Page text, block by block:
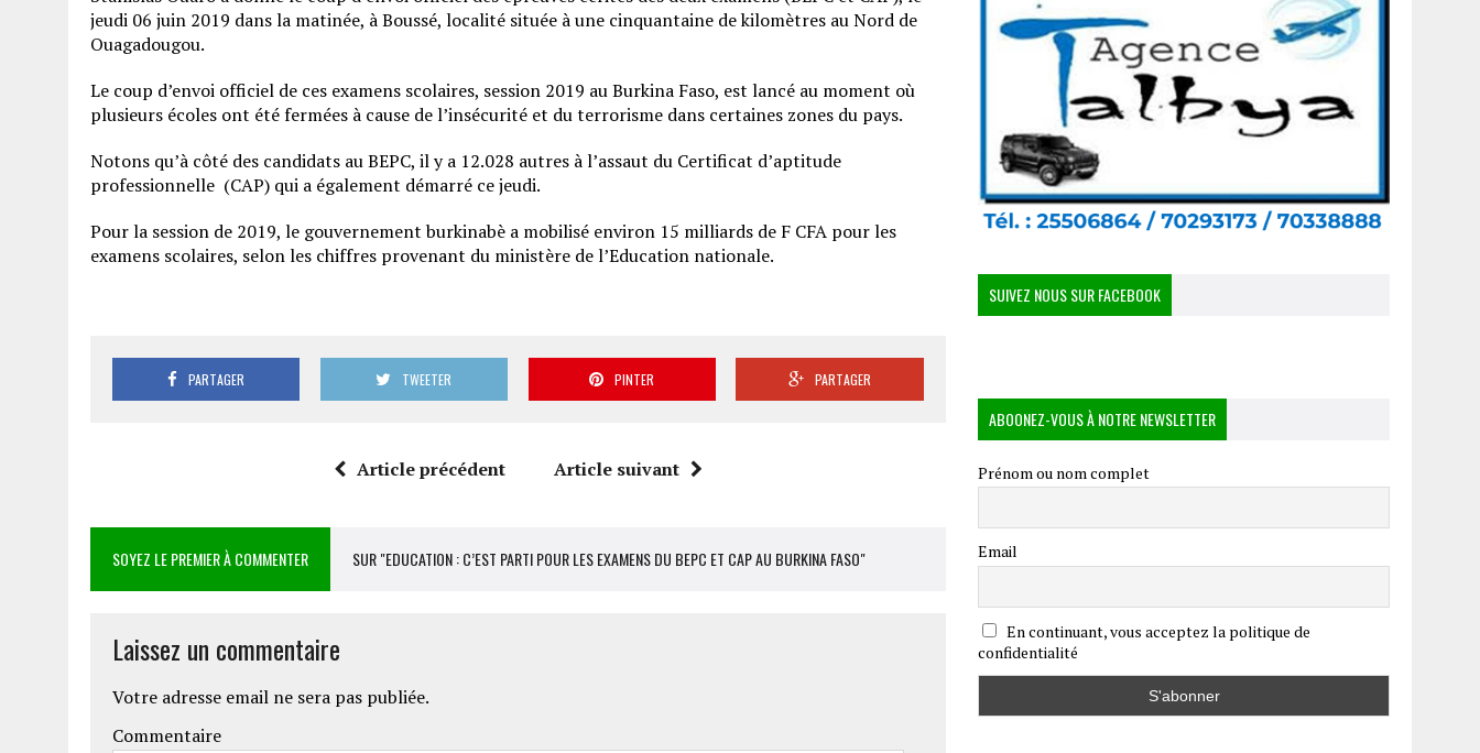
jeudi 06 juin 2019 dans la matinée, à Boussé, localité située à une cinquantaine de kilomètres au Nord de
Ouagadougou.
Le coup d’envoi officiel de ces examens scolaires, session 2019 au Burkina Faso, est lancé au moment où
plusieurs écoles ont été fermées à cause de l’insécurité et du terrorisme dans certaines zones du pays.
Notons qu’à côté des candidats au BEPC, il y a 12.028 autres à l’assaut du Certificat d’aptitude
professionnelle (CAP) qui a également démarré ce jeudi.
Pour la session de 2019, le gouvernement burkinabè a mobilisé environ 15 milliards de F CFA pour les
examens scolaires, selon les chiffres provenant du ministère de l’Education nationale.
PARTAGER TWEETER PINTER PARTAGER
Article précédent Article suivant
SOYEZ LE PREMIER À COMMENTER SUR "EDUCATION : C’EST PARTI POUR LES EXAMENS DU BEPC ET CAP AU BURKINA FASO"
Laissez un commentaire
Votre adresse email ne sera pas publiée.
Commentaire
SUIVEZ NOUS SUR FACEBOOK
ABOONEZ-VOUS À NOTRE NEWSLETTER
Prénom ou nom complet
Email
En continuant, vous acceptez la politique de
confidentialité